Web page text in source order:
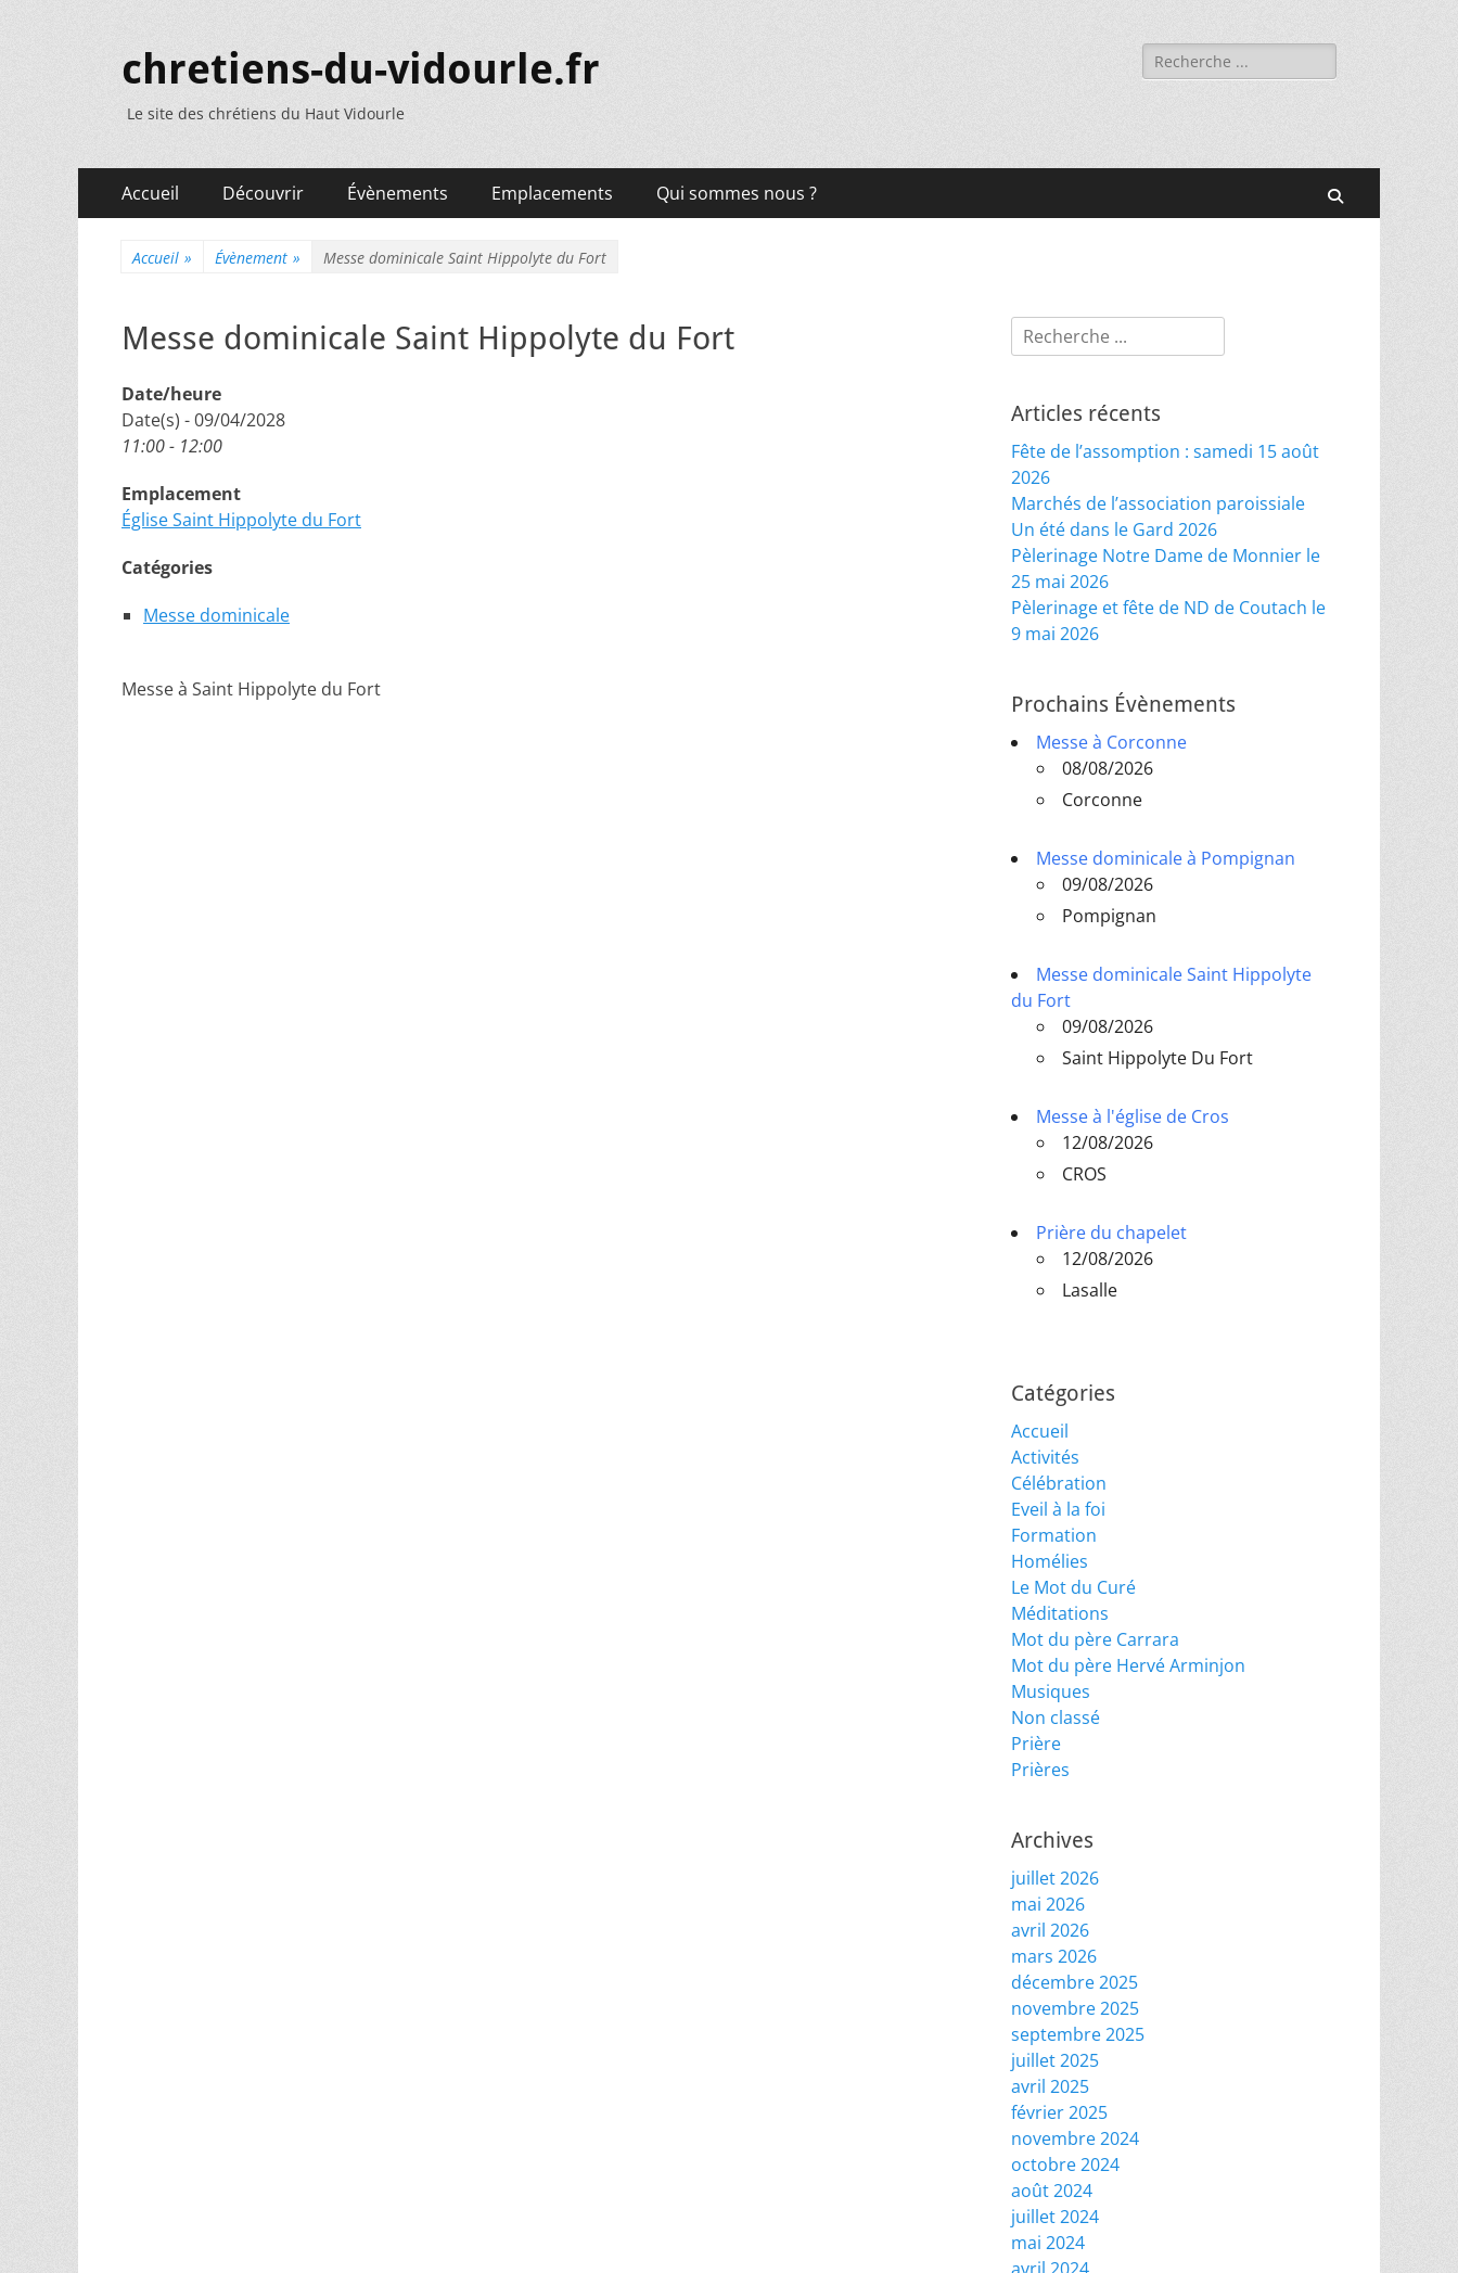
chretiens-du-vidourle.fr
Le site des chrétiens du Haut Vidourle
Rechercher :
Menu
principal
Accueil Découvrir Évènements Emplacements Qui sommes nous ?
Accueil » Évènement » Messe dominicale Saint Hippolyte du Fort
Messe dominicale Saint Hippolyte du Fort
Date/heure
Date(s) - 09/04/2028
11:00 - 12:00
Emplacement
Église Saint Hippolyte du Fort
Catégories
Messe dominicale
Messe à Saint Hippolyte du Fort
Rechercher :
Articles récents
Fête de l’assomption : samedi 15 août
2026
Marchés de l’association paroissiale
Un été dans le Gard 2026
Pèlerinage Notre Dame de Monnier le
25 mai 2026
Pèlerinage et fête de ND de Coutach le
9 mai 2026
Prochains Évènements
Messe à Corconne
08/08/2026
Corconne
Messe dominicale à Pompignan
09/08/2026
Pompignan
Messe dominicale Saint Hippolyte
du Fort
09/08/2026
Saint Hippolyte Du Fort
Messe à l'église de Cros
12/08/2026
CROS
Prière du chapelet
12/08/2026
Lasalle
Catégories
Accueil
Activités
Célébration
Eveil à la foi
Formation
Homélies
Le Mot du Curé
Méditations
Mot du père Carrara
Mot du père Hervé Arminjon
Musiques
Non classé
Prière
Prières
Archives
juillet 2026
mai 2026
avril 2026
mars 2026
décembre 2025
novembre 2025
septembre 2025
juillet 2025
avril 2025
février 2025
novembre 2024
octobre 2024
août 2024
juillet 2024
mai 2024